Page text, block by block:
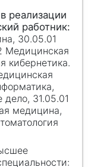
30.05.01
Медицинская
кибернетика.
дело, 31.05.01
медицина,